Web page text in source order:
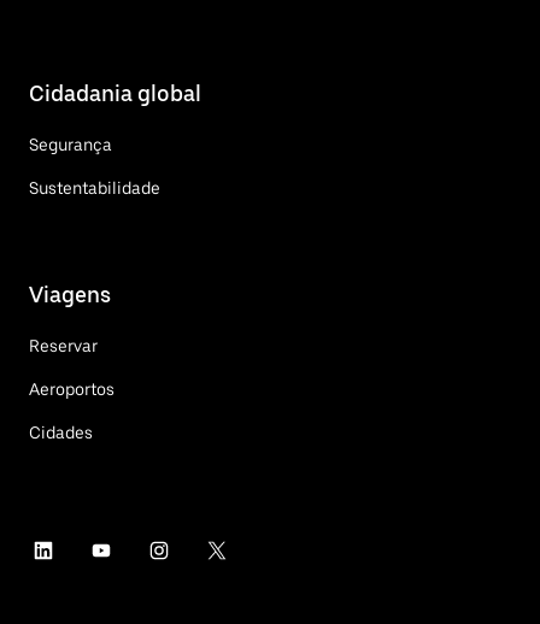
Cidadania global
Segurança
Sustentabilidade
Viagens
Reservar
Aeroportos
Cidades